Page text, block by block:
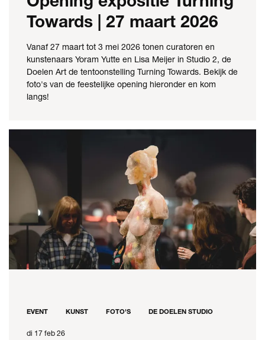
Towards | 27 maart 2026
Vanaf 27 maart tot 3 mei 2026 tonen curatoren en
kunstenaars Yoram Yutte en Lisa Meijer in Studio 2, de
Doelen Art de tentoonstelling Turning Towards. Bekijk de
foto's van de feestelijke opening hieronder en kom
langs!
di 17 feb 26
EVENT KUNST FOTO'S DE DOELEN STUDIO